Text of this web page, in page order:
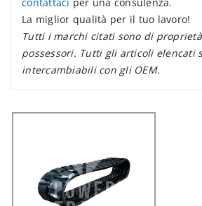
La miglior qualità per il tuo lavoro!
Tutti i marchi citati sono di
possessori. Tutti gli articoli elencati
intercambiabili con gli OEM.